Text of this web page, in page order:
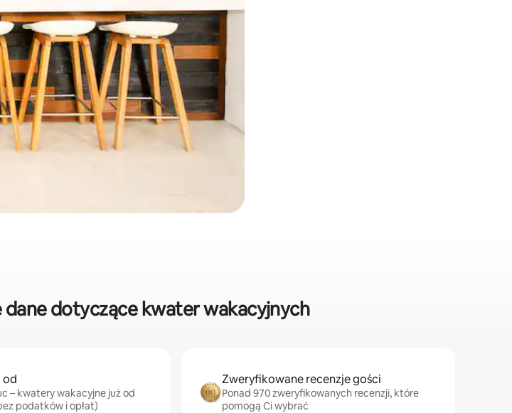
dotyczące kwater wakacyjnych
od
– kwatery wakacyjne już od
podatków i opłat)
Zweryfikowane recenzje gości
Ponad 970 zweryfikowanych recenzji, które
pomogą Ci wybrać